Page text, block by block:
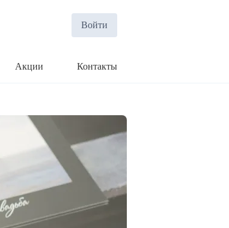
Войти
Акции Контакты